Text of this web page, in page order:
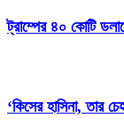
ট্রাম্পের ৪০ কোটি
‘কিসের হাসিনা, তার